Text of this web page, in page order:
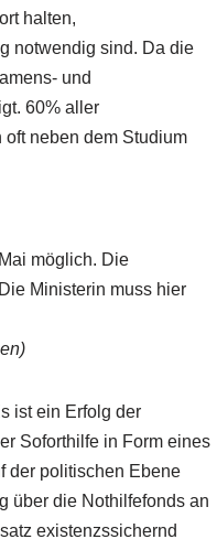
halten,
notwendig sind. Da die
und
60% aller
neben dem Studium
möglich. Die
Ministerin muss hier
ist ein Erfolg der
Soforthilfe in Form eines
der politischen Ebene
über die Nothilfefonds an
existenzssichernd